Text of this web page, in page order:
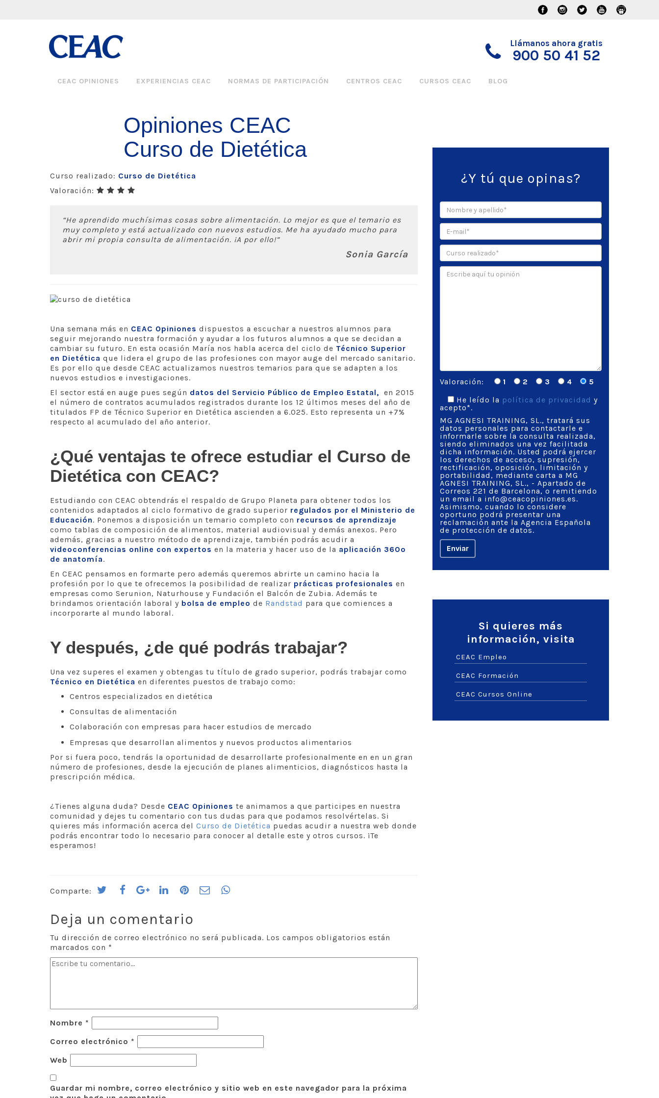
Llámanos ahora gratis
900 50 41 52
CEAC OPINIONES EXPERIENCIAS CEAC NORMAS DE PARTICIPACIÓN CENTROS CEAC CURSOS CEAC BLOG
Opiniones CEAC
Curso de Dietética
Curso realizado: Curso de Dietética
Valoración:
“He aprendido muchísimas cosas sobre alimentación. Lo mejor es que el temario es
muy completo y está actualizado con nuevos estudios. Me ha ayudado mucho para
abrir mi propia consulta de alimentación. ¡A por ello!”
Sonia García
Una semana más en CEAC Opiniones dispuestos a escuchar a nuestros alumnos para
seguir mejorando nuestra formación y ayudar a los futuros alumnos a que se decidan a
cambiar su futuro. En esta ocasión María nos habla acerca del ciclo de Técnico Superior
en Dietética que lidera el grupo de las profesiones con mayor auge del mercado sanitario.
Es por ello que desde CEAC actualizamos nuestros temarios para que se adapten a los
nuevos estudios e investigaciones.
El sector está en auge pues según datos del Servicio Público de Empleo Estatal, en 2015
el número de contratos acumulados registrados durante los 12 últimos meses del año de
titulados FP de Técnico Superior en Dietética ascienden a 6.025. Esto representa un +7%
respecto al acumulado del año anterior.
¿Qué ventajas te ofrece estudiar el Curso de
Dietética con CEAC?
Estudiando con CEAC obtendrás el respaldo de Grupo Planeta para obtener todos los
contenidos adaptados al ciclo formativo de grado superior regulados por el Ministerio de
Educación. Ponemos a disposición un temario completo con recursos de aprendizaje
como tablas de composición de alimentos, material audiovisual y demás anexos. Pero
además, gracias a nuestro método de aprendizaje, también podrás acudir a
videoconferencias online con expertos en la materia y hacer uso de la aplicación 360º
de anatomía.
En CEAC pensamos en formarte pero además queremos abrirte un camino hacia la
profesión por lo que te ofrecemos la posibilidad de realizar prácticas profesionales en
empresas como Serunion, Naturhouse y Fundación el Balcón de Zubia. Además te
brindamos orientación laboral y bolsa de empleo de Randstad para que comiences a
incorporarte al mundo laboral.
Y después, ¿de qué podrás trabajar?
Una vez superes el examen y obtengas tu título de grado superior, podrás trabajar como
Técnico en Dietética en diferentes puestos de trabajo como:
Centros especializados en dietética
Consultas de alimentación
Colaboración con empresas para hacer estudios de mercado
Empresas que desarrollan alimentos y nuevos productos alimentarios
Por si fuera poco, tendrás la oportunidad de desarrollarte profesionalmente en en un gran
número de profesiones, desde la ejecución de planes alimenticios, diagnósticos hasta la
prescripción médica.
¿Tienes alguna duda? Desde CEAC Opiniones te animamos a que participes en nuestra
comunidad y dejes tu comentario con tus dudas para que podamos resolvértelas. Si
quieres más información acerca del Curso de Dietética puedas acudir a nuestra web donde
podrás encontrar todo lo necesario para conocer al detalle este y otros cursos. ¡Te
esperamos!
Comparte:
Deja un comentario
Tu dirección de correo electrónico no será publicada. Los campos obligatorios están
marcados con *
Nombre *
Correo electrónico *
Web
Guardar mi nombre, correo electrónico y sitio web en este navegador para la próxima
¿Y tú que opinas?
Valoración: 1 2 3 4
5
He leído la política de privacidad y
acepto*.
MG AGNESI TRAINING, SL., tratará sus
datos personales para contactarle e
informarle sobre la consulta realizada,
siendo eliminados una vez facilitada
dicha información. Usted podrá ejercer
los derechos de acceso, supresión,
rectificación, oposición, limitación y
portabilidad, mediante carta a MG
AGNESI TRAINING, SL., - Apartado de
Correos 221 de Barcelona, o remitiendo
un email a info@ceacopiniones.es.
Asimismo, cuando lo considere
oportuno podrá presentar una
reclamación ante la Agencia Española
de protección de datos.
Si quieres más
información, visita
CEAC Empleo
CEAC Formación
CEAC Cursos Online